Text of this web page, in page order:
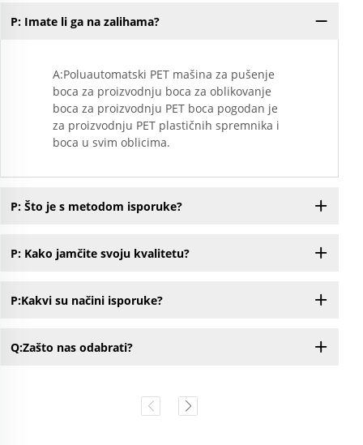
P: Imate li ga na zalihama?
A:Poluautomatski PET mašina za pušenje
boca za proizvodnju boca za oblikovanje
boca za proizvodnju PET boca pogodan je
za proizvodnju PET plastičnih spremnika i
boca u svim oblicima.
P: Što je s metodom isporuke?
P: Kako jamčite svoju kvalitetu?
P:Kakvi su načini isporuke?
Q:Zašto nas odabrati?